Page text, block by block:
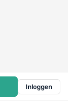
Inloggen